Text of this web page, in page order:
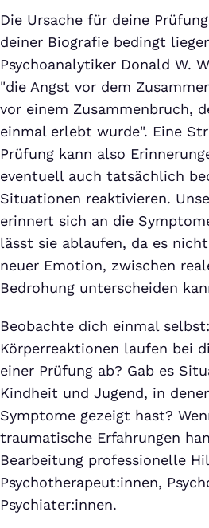
Die Ursache für deine
deiner Biografie bedingt
Psychoanalytiker Donald W.
"die Angst vor dem
vor einem Zusammenbruch,
einmal erlebt wurde". Eine
Prüfung kann also
eventuell auch tatsächlich
Situationen reaktivieren.
erinnert sich an die
lässt sie ablaufen, da es
neuer Emotion, zwischen
Bedrohung unterscheiden
Beobachte dich einmal
Körperreaktionen laufen bei
einer Prüfung ab? Gab es
Kindheit und Jugend, in
Symptome gezeigt hast?
traumatische Erfahrungen
Bearbeitung professionelle
Psychotherapeut:innen,
Psychiater:innen.